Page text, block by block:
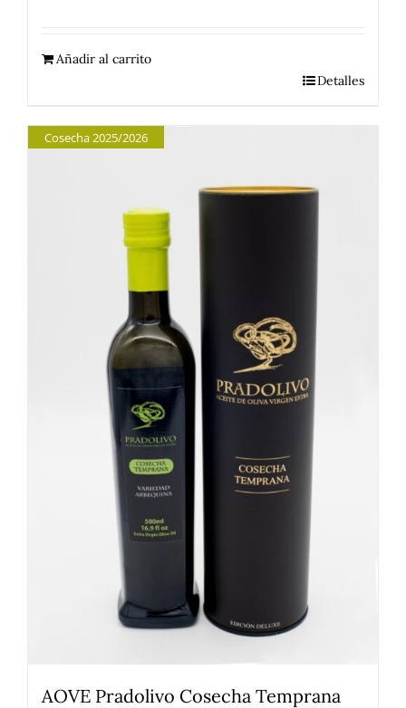
Añadir al carrito
Detalles
Cosecha 2025/2026
AOVE Pradolivo Cosecha Temprana